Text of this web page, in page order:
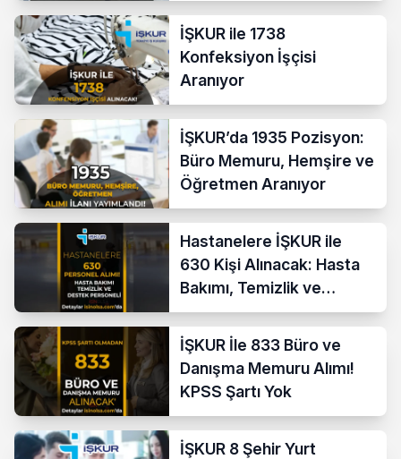
İŞKUR ile 1738
Konfeksiyon İşçisi
Aranıyor
İŞKUR’da 1935 Pozisyon:
Büro Memuru, Hemşire ve
Öğretmen Aranıyor
Hastanelere İŞKUR ile
630 Kişi Alınacak: Hasta
Bakımı, Temizlik ve
Destek Personeli
İŞKUR İle 833 Büro ve
Danışma Memuru Alımı!
KPSS Şartı Yok
İŞKUR 8 Şehir Yurt